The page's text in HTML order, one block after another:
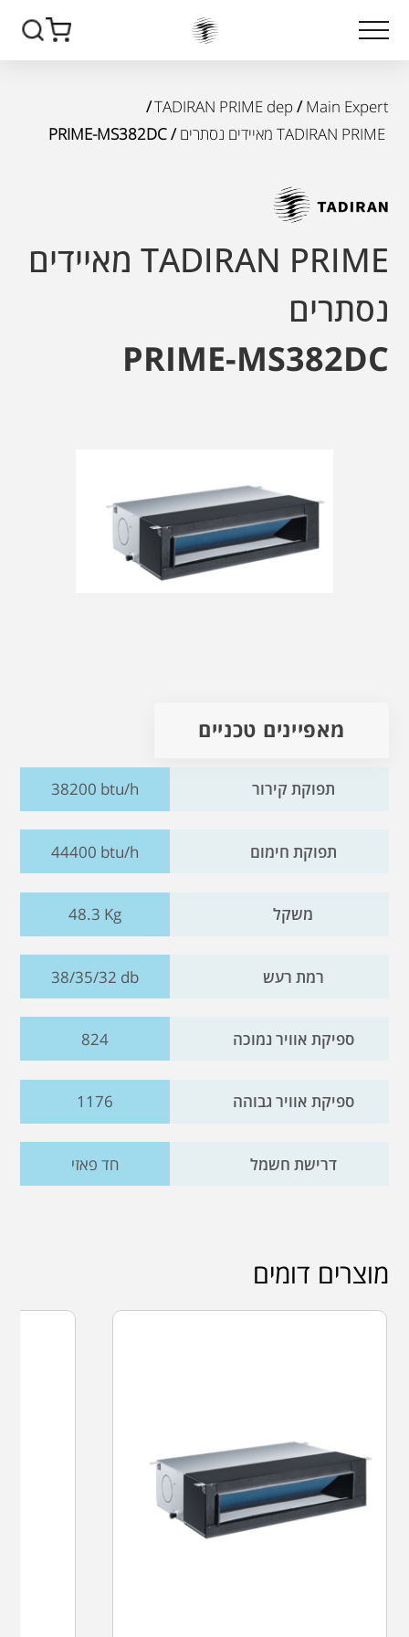
Main Expert
/
TADIRAN PRIME dep
/
TADIRAN PRIME מאיידים נסתרים
/ PRIME-MS382DC
TADIRAN PRIME מאיידים
נסתרים
PRIME-MS382DC
מאפיינים טכניים
תפוקת קירור 38200 btu/h
תפוקת חימום 44400 btu/h
משקל 48.3 Kg
רמת רעש 38/35/32 db
ספיקת אוויר נמוכה 824
ספיקת אוויר גבוהה 1176
דרישת חשמל חד פאזי
מוצרים דומים